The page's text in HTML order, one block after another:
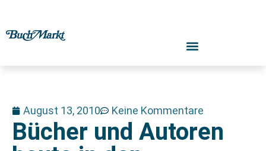
August 13, 2010 Keine Kommentare
Bücher und Autoren